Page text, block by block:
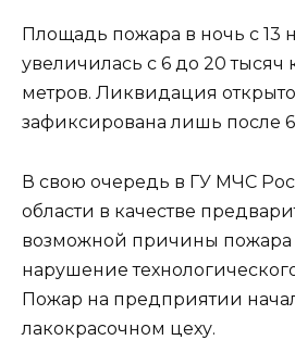
Площадь пожара в ночь с 13
увеличилась с 6 до 20 тысяч
метров. Ликвидация
зафиксирована лишь после 6
В свою очередь в ГУ МЧС
области в качестве
возможной причины пожара
нарушение
Пожар на предприятии
лакокрасочном цеху.